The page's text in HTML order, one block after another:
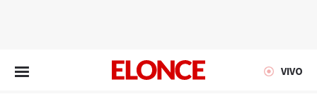
VIVO